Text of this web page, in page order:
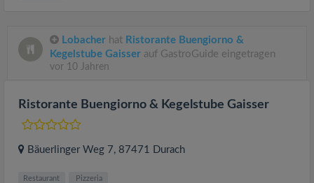
Lobacher hat Ristorante Buengiorno &
Kegelstube Gaisser auf GastroGuide eingetragen
vor 10 Jahren
Ristorante Buengiorno & Kegelstube Gaisser
Bäuerlinger Weg 7, 87471 Durach
Restaurant Pizzeria